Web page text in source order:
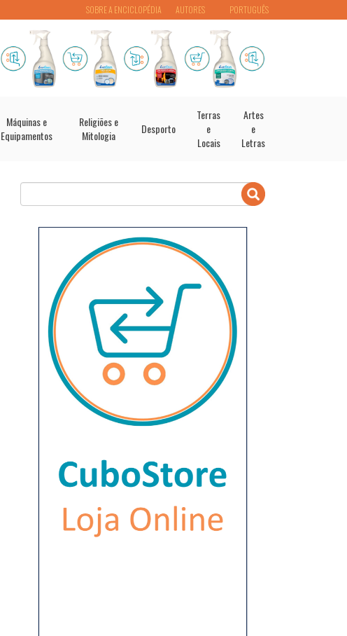
PORTUGUÊS
SOBRE A ENCICLOPÉDIA AUTORES
Máquinas e
Equipamentos
Religiões e
Mitologia
Desporto
Terras
e
Locais
Artes
e
Letras